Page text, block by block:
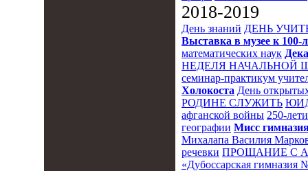
2018-2019
День знаний ДЕНЬ
Выставка в музее к
математических наук
НЕДЕЛЯ НАЧАЛЬНОЙ
семинар-практикум
Холокоста День
РОДИНЕ СЛУЖИТЬ
афганской войны 250-
географии Мисс
Михалапа Василия
речевки ПРОЩАНИЕ С
«Дубоссарская гимназия